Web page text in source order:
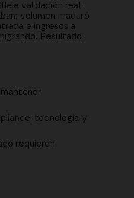
validación real:
volumen maduró
e ingresos a
Resultado:
tecnología y
requieren